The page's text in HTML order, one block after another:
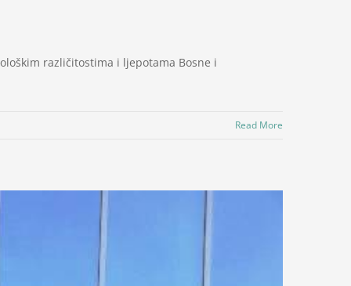
različitostima i ljepotama Bosne i
Read More